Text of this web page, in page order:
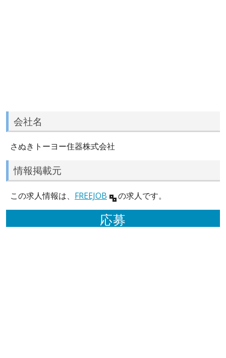
会社名
さぬきトーヨー住器株式会社
情報掲載元
この求人情報は、 FREEJOB の求人です。
応募